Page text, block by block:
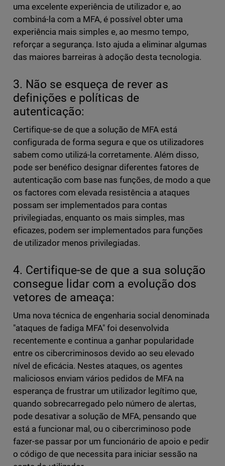
uma excelente experiência de utilizador e, ao
combiná-la com a MFA, é possível obter uma
experiência mais simples e, ao mesmo tempo,
reforçar a segurança. Isto ajuda a eliminar algumas
das maiores barreiras à adoção desta tecnologia.
3. Não se esqueça de rever as
definições e políticas de
autenticação:
Certifique-se de que a solução de MFA está
configurada de forma segura e que os utilizadores
sabem como utilizá-la corretamente. Além disso,
pode ser benéfico designar diferentes fatores de
autenticação com base nas funções, de modo a que
os factores com elevada resistência a ataques
possam ser implementados para contas
privilegiadas, enquanto os mais simples, mas
eficazes, podem ser implementados para funções
de utilizador menos privilegiadas.
4. Certifique-se de que a sua solução
consegue lidar com a evolução dos
vetores de ameaça:
Uma nova técnica de engenharia social denominada
"ataques de fadiga MFA" foi desenvolvida
recentemente e continua a ganhar popularidade
entre os cibercriminosos devido ao seu elevado
nível de eficácia. Nestes ataques, os agentes
maliciosos enviam vários pedidos de MFA na
esperança de frustrar um utilizador legítimo que,
quando sobrecarregado pelo número de alertas,
pode desativar a solução de MFA, pensando que
está a funcionar mal, ou o cibercriminoso pode
fazer-se passar por um funcionário de apoio e pedir
o código de que necessita para iniciar sessão na